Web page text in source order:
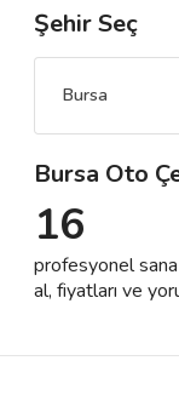
🎈 Biz Kimiz?
🌟 Müşteri
Destek
İletişim
Şehir Seç
Bursa
Bursa Oto
16
profesyonel
al, fiyatları ve